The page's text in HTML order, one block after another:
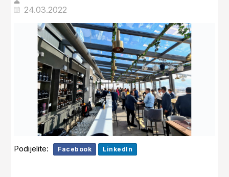
24.03.2022
Podijelite: Facebook LinkedIn